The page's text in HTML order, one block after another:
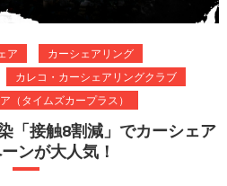
ア
カーシェアリング
カレコ・カーシェアリングクラブ
（タイムズカープラス）
「接触8割減」でカーシェア
ンが大人気！